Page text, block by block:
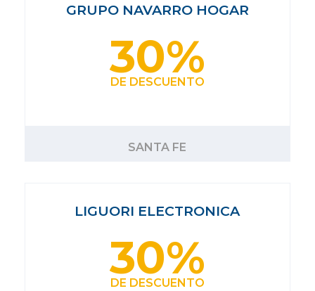
GRUPO NAVARRO HOGAR
30%
DE DESCUENTO
SANTA FE
LIGUORI ELECTRONICA
30%
DE DESCUENTO